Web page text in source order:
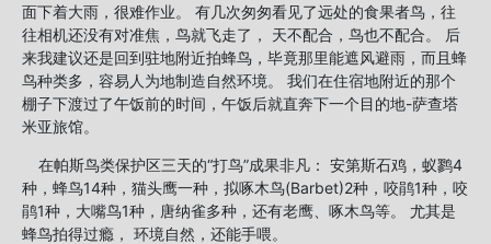
面下着大雨，很难作业。 有几次匆匆看见了远处的食果者鸟，往
往相机还没有对准焦，鸟就飞走了， 天不配合，鸟也不配合。 后
来我建议还是回到驻地附近拍蜂鸟，毕竟那里能遮风避雨，而且蜂
鸟种类多，容易人为地制造自然环境。 我们在住宿地附近的那个
棚子下渡过了午饭前的时间，午饭后就直奔下一个目的地-萨查塔
米亚旅馆。
在帕斯鸟类保护区三天的“打鸟”成果非凡： 安第斯石鸡，蚁鹨4
种，蜂鸟14种，猫头鹰一种，拟啄木鸟(Barbet)2种，咬鹃1种，咬
鹃1种，大嘴鸟1种，唐纳雀多种，还有老鹰、啄木鸟等。 尤其是
蜂鸟拍得过瘾， 环境自然，还能手喂。